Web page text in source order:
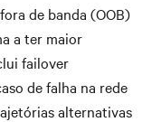
de banda (OOB)
a ter maior
failover
de falha na rede
alternativas